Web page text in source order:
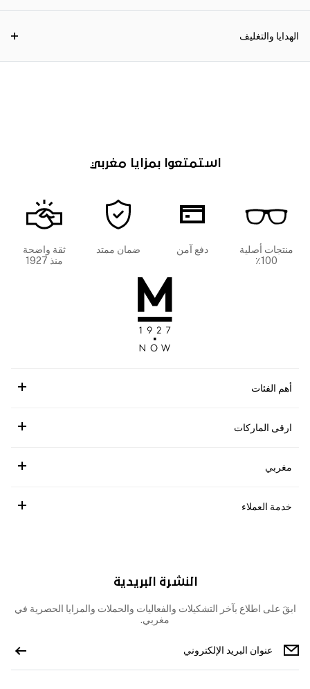
الهدايا والتغليف
استمتعوا بمزايا مغربي
منتجات أصلية
100٪
دفع آمن ضمان ممتد
ثقة واضحة
منذ 1927
أهم الفئات
ارقى الماركات
مغربي
خدمة العملاء
النشرة البريدية
ابقَ على اطلاع بآخر التشكيلات والفعاليات والحملات والمزايا الحصرية في
مغربي.